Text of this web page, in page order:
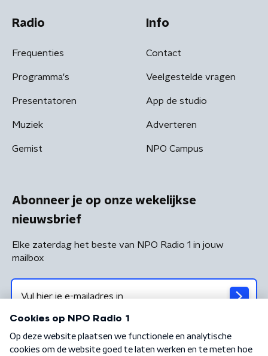
Radio
Frequenties
Programma's
Presentatoren
Muziek
Gemist
Info
Contact
Veelgestelde vragen
App de studio
Adverteren
NPO Campus
Abonneer je op onze wekelijkse
nieuwsbrief
Elke zaterdag het beste van NPO Radio 1 in jouw
mailbox